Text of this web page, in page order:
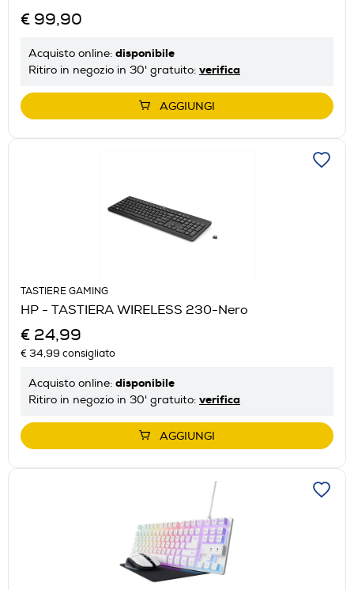
€ 99,90
Acquisto online: disponibile
Ritiro in negozio in 30' gratuito: verifica
AGGIUNGI
TASTIERE GAMING
HP - TASTIERA WIRELESS 230-Nero
€ 24,99
€ 34,99 consigliato
Acquisto online: disponibile
Ritiro in negozio in 30' gratuito: verifica
AGGIUNGI